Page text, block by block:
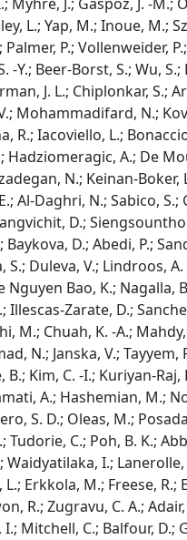
L.; Yap, M.; Inoue, M.;
Palmer, P.; Vollenweider,
-Y.; Beer-Borst, S.; Wu,
J. L.; Chiplonkar,
Mohammadifard, N.;
R.; Iacoviello, L.;
Hadziomeragic, A.; De
N.; Keinan-
Al-Daghri, N.; Sabico,
D.;
D.; Abedi, P.;
S.; Duleva, V.; Lindroos,
Nguyen Bao, K.; Nagalla,
Illescas-Zarate, D.;
M.; Chuah, K. -A.;
N.; Janska, V.;
B.; Kim, C. -I.; Kuriyan-
A.; Hashemian, M.;
S. D.; Oleas, M.;
Tudorie, C.; Poh, B. K.;
Waidyatilaka, I.;
Erkkola, M.; Freese,
R.; Zugravu, C. A.;
I.; Mitchell, C.; Balfour,